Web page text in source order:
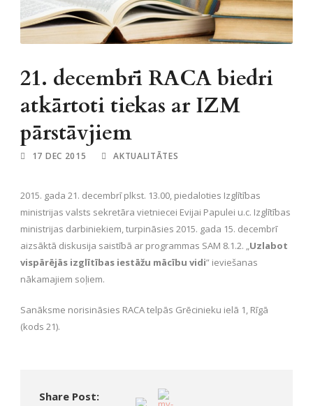
21. decembrī RACA biedri
atkārtoti tiekas ar IZM
pārstāvjiem
17 DEC 2015 AKTUALITĀTES
2015. gada 21. decembrī plkst. 13.00, piedaloties Izglītības
ministrijas valsts sekretāra vietniecei Evijai Papulei u.c. Izglītības
ministrijas darbiniekiem, turpināsies 2015. gada 15. decembrī
aizsāktā diskusija saistībā ar programmas SAM 8.1.2. „ Uzlabot
vispārējās izglītības iestāžu mācību vidi” ieviešanas
nākamajiem soļiem.
Sanāksme norisināsies RACA telpās Grēcinieku ielā 1, Rīgā
(kods 21).
Share Post: